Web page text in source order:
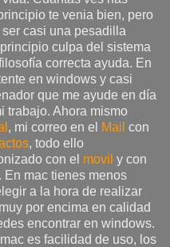
te venia bien, pero
casi una pesadilla
culpa del sistema
correcta ayuda. En
en windows y casi
que me ayude en día
trabajo. Ahora mismo
, mi correo en el Mail con
, todo ello
con el movil y con
En mac tienes menos
a la hora de realizar
por encima en calidad
encontrar en windows.
es facilidad de uso, los